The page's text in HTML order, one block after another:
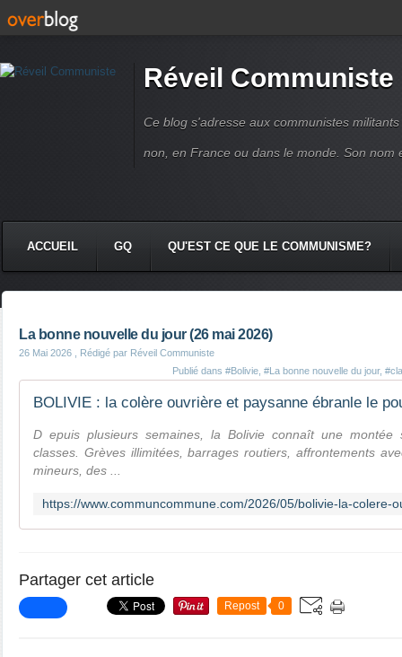
Réveil Communiste
Ce blog s'adresse aux communistes
non, en France ou dans le monde. Son nom
ACCUEIL GQ QU'EST CE QUE LE COMMUNISME?
La bonne nouvelle du jour (26 mai 2026)
26 Mai 2026 , Rédigé par Réveil Communiste
Publié dans #Bolivie #La bonne nouvelle du jour,
D epuis plusieurs semaines, la Bolivie connaît une montée
classes. Grèves illimitées, barrages routiers, affrontements
mineurs, des ...
Partager cet article
Repost 0